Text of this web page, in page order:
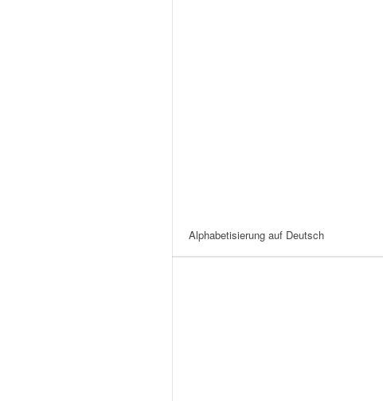
Alphabetisierung auf Deutsch